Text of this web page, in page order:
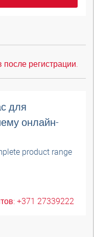
регистрации.
для
онлайн-
product range
+371 27339222